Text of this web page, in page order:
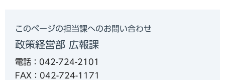
このページの担当課へのお問い合わせ
政策経営部 広報課
電話：042-724-2101
FAX：042-724-1171